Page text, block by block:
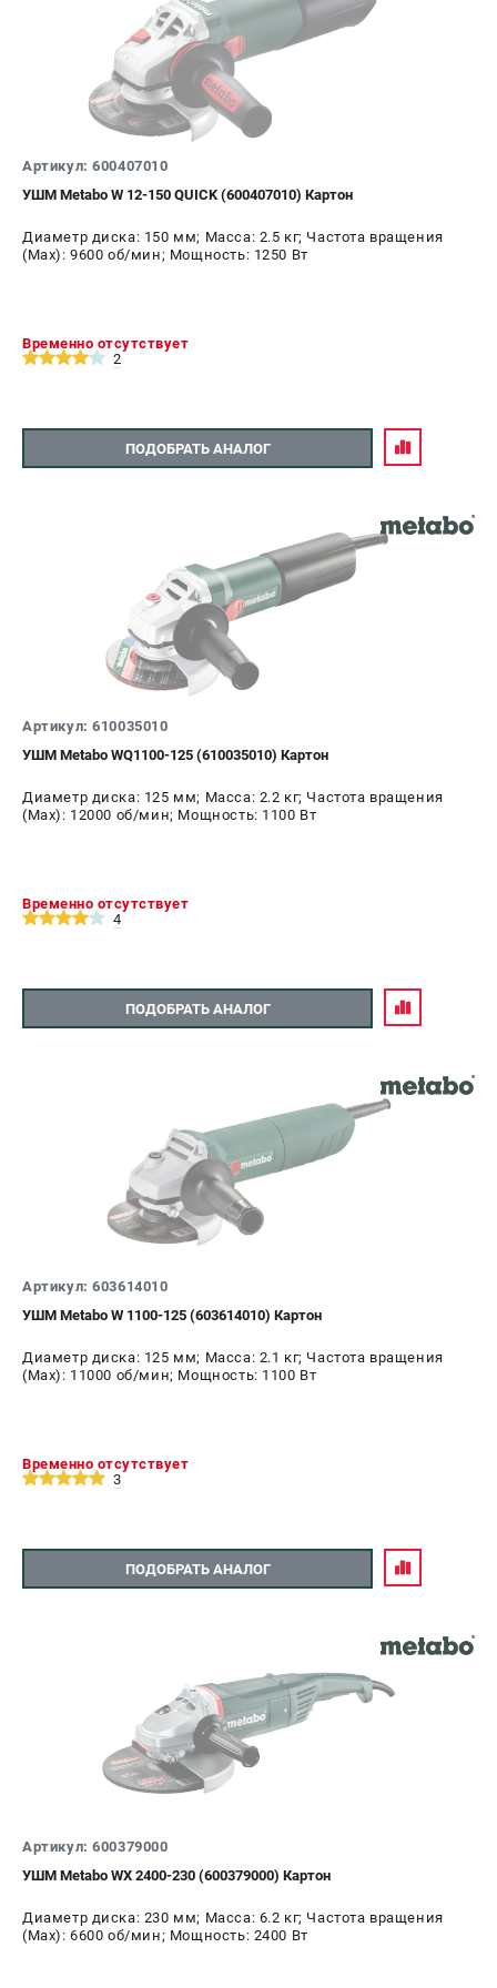
ЗАКАЗ ЗАПЧАСТЕЙ
+7 (911) 360-06-14 | +7 (8112) 59-10-67
zakaz@metabo-market.ru
Артикул: 600407010
УШМ Metabo W 12-150 QUICK (600407010) Картон
Диаметр диска: 150 мм; Масса: 2.5 кг; Частота вращения
(Max): 9600 об/мин; Мощность: 1250 Вт
Временно отсутствует
2
ПОДОБРАТЬ АНАЛОГ
Артикул: 610035010
УШМ Metabo WQ1100-125 (610035010) Картон
Диаметр диска: 125 мм; Масса: 2.2 кг; Частота вращения
(Max): 12000 об/мин; Мощность: 1100 Вт
Временно отсутствует
4
ПОДОБРАТЬ АНАЛОГ
Артикул: 603614010
УШМ Metabo W 1100-125 (603614010) Картон
Диаметр диска: 125 мм; Масса: 2.1 кг; Частота вращения
(Max): 11000 об/мин; Мощность: 1100 Вт
Временно отсутствует
3
ПОДОБРАТЬ АНАЛОГ
Артикул: 600379000
УШМ Metabo WX 2400-230 (600379000) Картон
Диаметр диска: 230 мм; Масса: 6.2 кг; Частота вращения
(Max): 6600 об/мин; Мощность: 2400 Вт